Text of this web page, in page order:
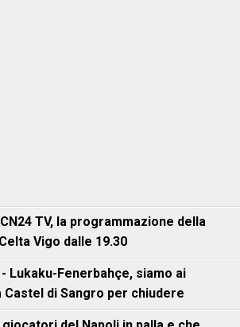
TV, la programmazione della
Vigo dalle 19.30
Lukaku-Fenerbahçe, siamo ai
di Sangro per chiudere